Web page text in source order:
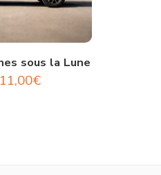
sous la Lune
11,00€